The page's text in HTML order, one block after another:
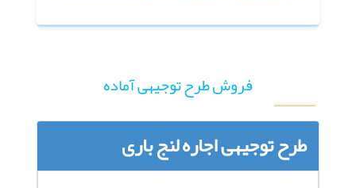
فروش طرح توجیهی آماده
طرح توجیهی اجاره لنج باری